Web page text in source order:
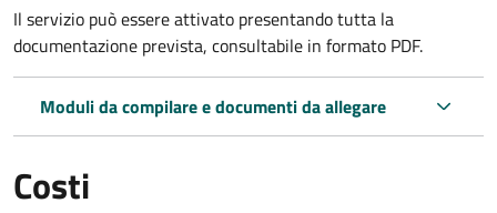
Il servizio può essere attivato presentando tutta la
documentazione prevista, consultabile in formato PDF.
Moduli da compilare e documenti da allegare
Costi